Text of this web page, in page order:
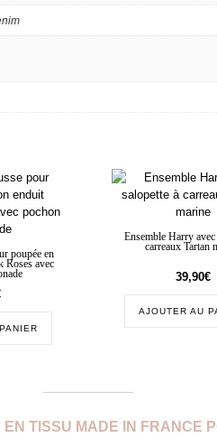
poupée en
Roses avec
Ensemble Harry avec
carreaux Tartan
39,90€
AJOUTER AU
EN TISSU MADE IN FRANCE